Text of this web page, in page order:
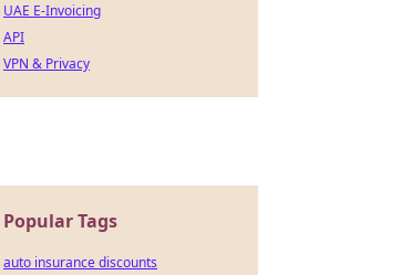
UAE E-Invoicing
API
VPN & Privacy
Popular Tags
auto insurance discounts